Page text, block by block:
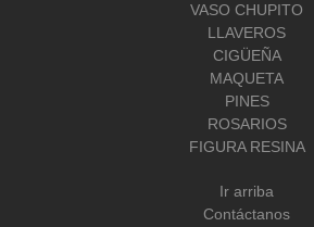
VASO CHUPITO
LLAVEROS
CIGÜEÑA
MAQUETA
PINES
ROSARIOS
FIGURA RESINA
Ir arriba
Contáctanos